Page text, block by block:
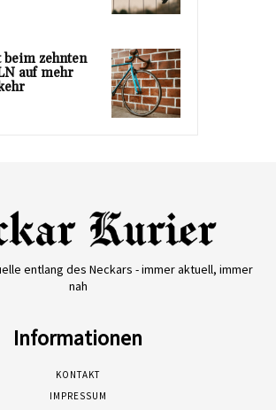
zehnten
auf mehr
entlang des Neckars - immer aktuell, immer
nah
Informationen
KONTAKT
IMPRESSUM